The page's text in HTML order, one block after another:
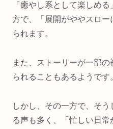
「癒やし系として楽しめ
方で、「展開がややスロ
られます。
また、ストーリーが一部
られることもあるようです
しかし、その一方で、そ
る声も多く、「忙しい日